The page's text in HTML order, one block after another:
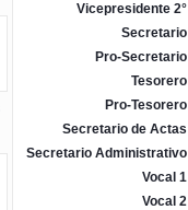
Vicepresidente 2°
Secretario
Pro-Secretario
Tesorero
Pro-Tesorero
Secretario de Actas
Secretario Administrativo
Vocal 1
Vocal 2